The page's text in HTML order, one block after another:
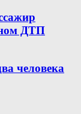
ДТП
человека